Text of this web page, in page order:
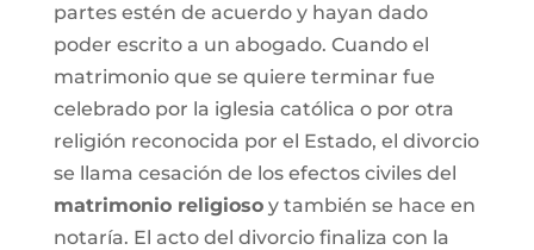
partes estén de acuerdo y hayan dado
poder escrito a un abogado. Cuando el
matrimonio que se quiere terminar fue
celebrado por la iglesia católica o por otra
religión reconocida por el Estado, el divorcio
se llama cesación de los efectos civiles del
matrimonio religiosoy también se hace en
notaría. El acto del divorcio finaliza con la